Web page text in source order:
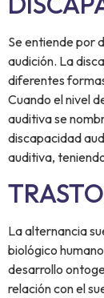
Se entiende por
audición. La
diferentes
Cuando el nivel
auditiva se
discapacidad
auditiva,
La alternancia
biológico
desarrollo
relación con el